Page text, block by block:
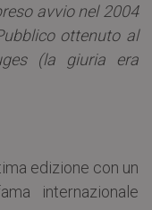
avvio nel 2004
ottenuto al
(la giuria era
edizione con un
internazionale